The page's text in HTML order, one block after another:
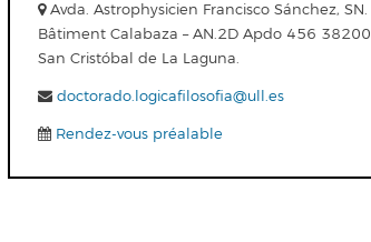
Avda. Astrophysicien Francisco Sánchez, SN.
Bâtiment Calabaza – AN.2D Apdo 456 38200
San Cristóbal de La Laguna.
doctorado.logicafilosofia@ull.es
Rendez-vous préalable